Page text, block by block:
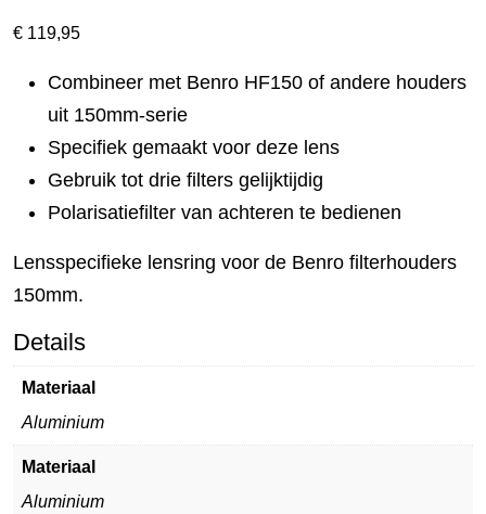
€ 119,95
Combineer met Benro HF150 of andere houders
uit 150mm-serie
Specifiek gemaakt voor deze lens
Gebruik tot drie filters gelijktijdig
Polarisatiefilter van achteren te bedienen
Lensspecifieke lensring voor de Benro filterhouders
150mm.
Details
Materiaal
Aluminium
Materiaal
Aluminium